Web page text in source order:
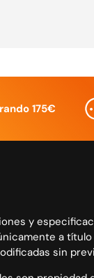
175€
y
a título
sin